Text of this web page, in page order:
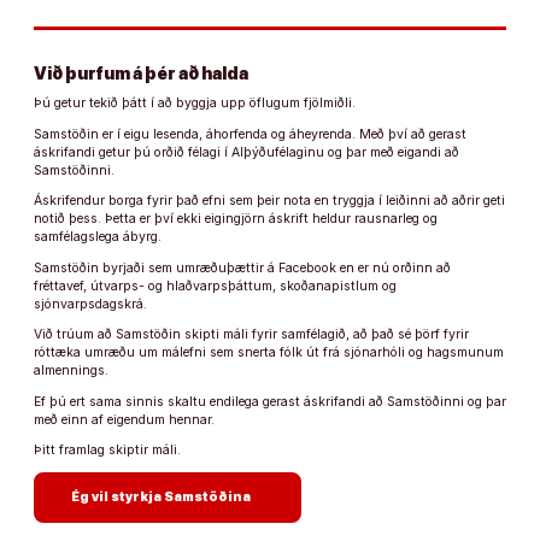
Við þurfum á þér að halda
Þú getur tekið þátt í að byggja upp öflugum fjölmiðli.
Samstöðin er í eigu lesenda, áhorfenda og áheyrenda. Með því að gerast
áskrifandi getur þú orðið félagi í Alþýðufélaginu og þar með eigandi að
Samstöðinni.
Áskrifendur borga fyrir það efni sem þeir nota en tryggja í leiðinni að aðrir geti
notið þess. Þetta er því ekki eigingjörn áskrift heldur rausnarleg og
samfélagslega ábyrg.
Samstöðin byrjaði sem umræðuþættir á Facebook en er nú orðinn að
fréttavef, útvarps- og hlaðvarpsþáttum, skoðanapistlum og
sjónvarpsdagskrá.
Við trúum að Samstöðin skipti máli fyrir samfélagið, að það sé þörf fyrir
róttæka umræðu um málefni sem snerta fólk út frá sjónarhóli og hagsmunum
almennings.
Ef þú ert sama sinnis skaltu endilega gerast áskrifandi að Samstöðinni og þar
með einn af eigendum hennar.
Þitt framlag skiptir máli.
Ég vil styrkja Samstöðina